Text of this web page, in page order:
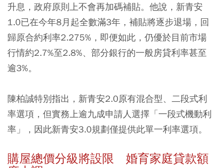
升息，政府原則上不會再加碼補貼。他說，新青安
1.0已在今年8月起全數滿3年，補貼將逐步退場，回
歸原合約利率2.275%，即便如此，仍優於目前市場
行情約2.7%至2.8%、部分銀行的一般房貸利率甚至
逾3%。
陳柏誠特別指出，新青安2.0原有混合型、二段式利
率選項，但實務上逾九成申請人選擇「一段式機動利
率」，因此新青安3.0規劃僅提供此單一利率選項。
購屋總價分級將設限 婚育家庭貸款額